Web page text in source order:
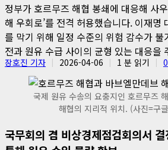
정부가 호르무즈 해협 봉쇄에 대응해 사
해 우회로’를 전격 허용했습니다. 이재명
를 막기 위해 일정 수준의 위험 감수가
전과 원유 수급 사이의 균형 있는 대응을
장호진 기자 2026-04-06 1 분 읽기 0
국제 원유 수송의 요충지인 호르무즈
해협의 지리적 위치. (사진=구
국무회의 겸 비상경제점검회의서